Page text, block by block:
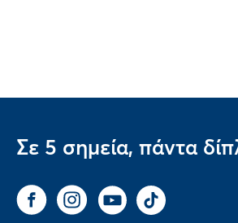
Σε 5 σημεία, πάντα
FacebookInstagram
You Tube Tik Tok